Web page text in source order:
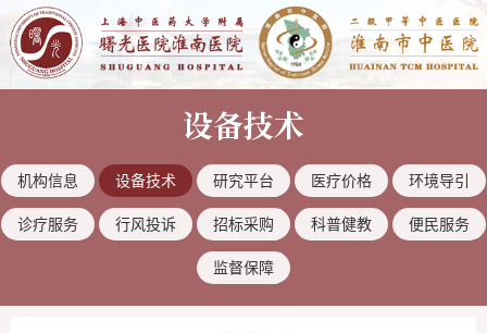
设备技术
机构信息 设备技术 研究平台 医疗价格 环境导引
诊疗服务 行风投诉 招标采购 科普健教 便民服务
监督保障